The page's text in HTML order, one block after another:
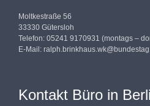
Moltkestraße 56
33330 Gütersloh
Telefon: 05241 9170931 (montags –
E-Mail:
Kontakt Büro in